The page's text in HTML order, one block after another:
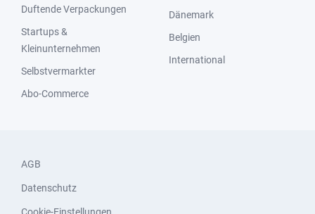
Duftende Verpackungen
Startups &
Kleinunternehmen
Selbstvermarkter
Abo-Commerce
Dänemark
Belgien
International
AGB
Datenschutz